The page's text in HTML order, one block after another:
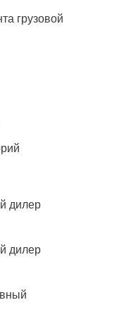
грузовой
дилер
дилер